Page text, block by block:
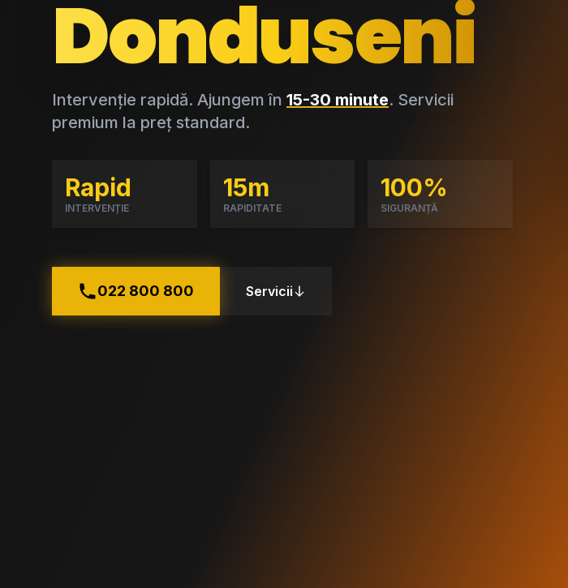
Donduseni
Intervenție rapidă. Ajungem în 15-30 minute. Servicii
premium la preț standard.
Rapid
INTERVENȚIE
15m
RAPIDITATE
100%
SIGURANȚĂ
022 800 800 Servicii